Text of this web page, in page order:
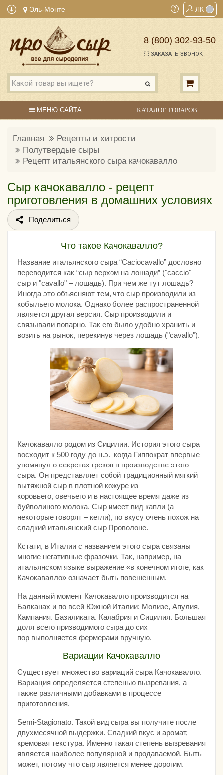
Эль-Монте ЛК
8 (800) 302-93-50
ЗАКАЗАТЬ ЗВОНОК
МЕНЮ САЙТА КАТАЛОГ ТОВАРОВ
Главная
Рецепты и хитрости
Полутвердые сыры
Рецепт итальянского сыра качокавалло
Сыр качокавалло - рецепт
приготовления в домашних условиях
Поделиться
Что такое Качокавалло?
Название итальянского сыра “Caciocavallo” дословно
переводится как “сыр верхом на лошади” ("caccio" –
сыр и "cavallo" – лошадь). При чем же тут лошадь?
Иногда это объясняют тем, что сыр производили из
кобыльего молока. Однако более распространенной
является другая версия. Сыр производили и
связывали попарно. Так его было удобно хранить и
возить на рынок, перекинув через лошадь ("cavallo").
Качокавалло родом из Сицилии. История этого сыра
восходит к 500 году до н.э., когда Гиппократ впервые
упомянул о секретах греков в производстве этого
сыра. Он представляет собой традиционный мягкий
вытяжной сыр в плотной кожуре из
коровьего, овечьего и в настоящее время даже из
буйволиного молока. Сыр имеет вид капли (а
некоторые говорят – кегли), по вкусу очень похож на
сладкий итальянский сыр Проволоне.
Кстати, в Италии с названием этого сыра связаны
многие негативные фразочки. Так, например, на
итальянском языке выражение «в конечном итоге, как
Качокавалло» означает быть повешенным.
На данный момент Качокавалло производится на
Балканах и по всей Южной Италии: Молизе, Апулия,
Кампания, Базиликата, Калабрия и Сицилия. Большая
доля всего призводимого сыра до сих
пор выполняется фермерами вручную.
Вариации Качокавалло
Существует множество вариаций сыра Качокавалло.
Вариация определяется степенью вызревания, а
также различными добавками в процессе
приготовления.
Semi-Stagionato. Такой вид сыра вы получите после
двухмесячной выдержки. Сладкий вкус и аромат,
кремовая текстура. Именно такая степень вызревания
является наиболее популярной и продаваемой. Быть
может, потому что сыр является менее дорогим.